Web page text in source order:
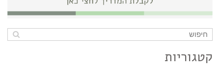
קטגוריות